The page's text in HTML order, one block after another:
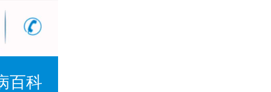
百科